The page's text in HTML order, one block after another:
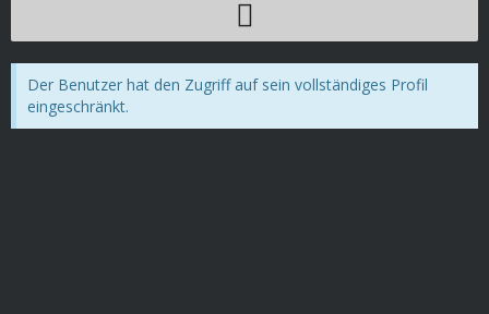
Der Benutzer hat den Zugriff auf sein vollständiges Profil
eingeschränkt.